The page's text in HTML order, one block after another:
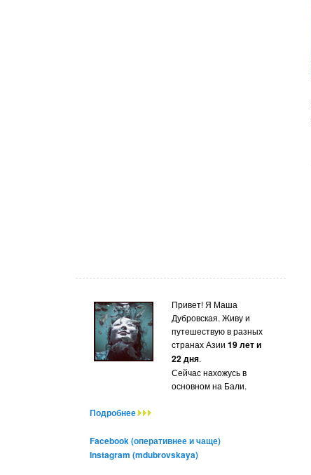
Привет! Я Маша
Дубровская. Живу и
путешествую в разных
странах Азии 19 лет и
22 дня.
Сейчас нахожусь в
основном на Бали.
Подробнее
Facebook (оперативнее и чаще)
Instagram (mdubrovskaya)